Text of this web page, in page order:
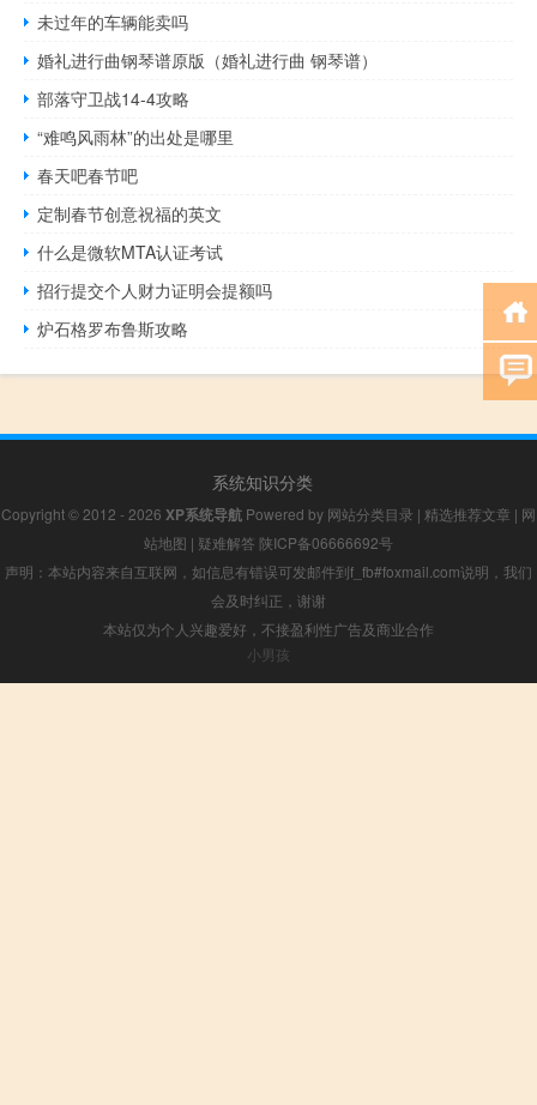
未过年的车辆能卖吗
婚礼进行曲钢琴谱原版（婚礼进行曲 钢琴谱）
部落守卫战14-4攻略
“难鸣风雨林”的出处是哪里
春天吧春节吧
定制春节创意祝福的英文
什么是微软MTA认证考试
招行提交个人财力证明会提额吗
炉石格罗布鲁斯攻略
系统知识分类
Copyright © 2012 - 2026 XP系统导航 Powered by 网站分类目录 | 精选推荐文章 | 网
站地图 | 疑难解答 陕ICP备06666692号
声明：本站内容来自互联网，如信息有错误可发邮件到f_fb#foxmail.com说明，我们
会及时纠正，谢谢
本站仅为个人兴趣爱好，不接盈利性广告及商业合作
小男孩